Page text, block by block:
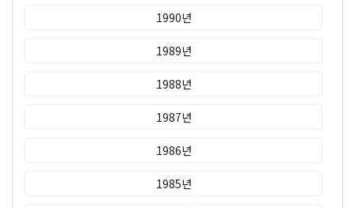
1990년
1989년
1988년
1987년
1986년
1985년